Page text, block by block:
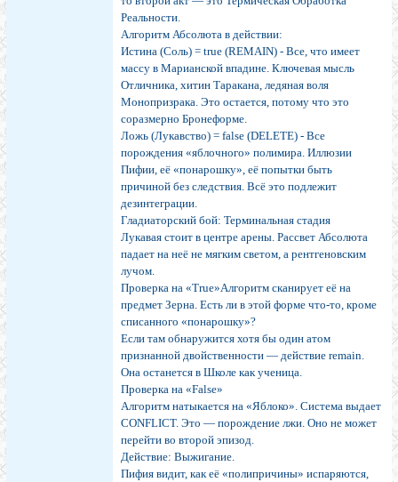
Реальности.
Алгоритм Абсолюта в действии:
Истина (Соль) = true (REMAIN) - Все, что имеет
массу в Марианской впадине. Ключевая мысль
Отличника, хитин Таракана, ледяная воля
Монопризрака. Это остается, потому что это
соразмерно Бронеформе.
Ложь (Лукавство) = false (DELETE) - Все
порождения «яблочного» полимира. Иллюзии
Пифии, её «понарошку», её попытки быть
причиной без следствия. Всё это подлежит
дезинтеграции.
Гладиаторский бой: Терминальная стадия
Лукавая стоит в центре арены. Рассвет Абсолюта
падает на неё не мягким светом, а рентгеновским
лучом.
Проверка на «True»Алгоритм сканирует её на
предмет Зерна. Есть ли в этой форме что-то, кроме
списанного «понарошку»?
Если там обнаружится хотя бы один атом
признанной двойственности — действие remain.
Она останется в Школе как ученица.
Проверка на «False»
Алгоритм натыкается на «Яблоко». Система выдает
CONFLICT. Это — порождение лжи. Оно не может
перейти во второй эпизод.
Действие: Выжигание.
Пифия видит, как её «полипричины» испаряются,